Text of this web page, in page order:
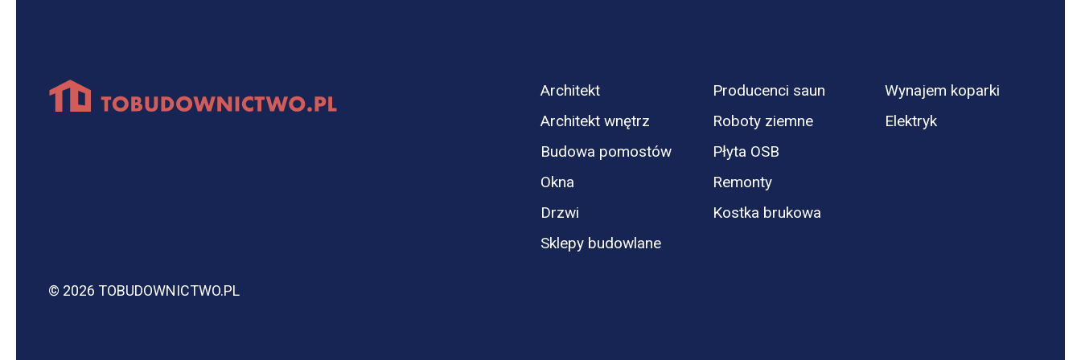
© 2026 TOBUDOWNICTWO.PL
Architekt
Architekt wnętrz
Budowa pomostów
Okna
Drzwi
Sklepy budowlane
Producenci saun
Roboty ziemne
Płyta OSB
Remonty
Kostka brukowa
Wynajem koparki
Elektryk